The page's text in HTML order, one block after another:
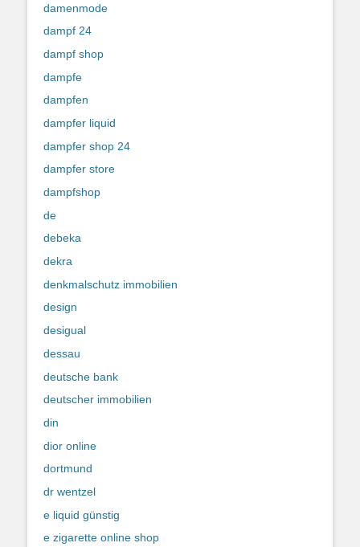
damenmode
dampf 24
dampf shop
dampfe
dampfen
dampfer liquid
dampfer shop 24
dampfer store
dampfshop
de
debeka
dekra
denkmalschutz immobilien
design
desigual
dessau
deutsche bank
deutscher immobilien
din
dior online
dortmund
dr wentzel
e liquid günstig
e zigarette online shop